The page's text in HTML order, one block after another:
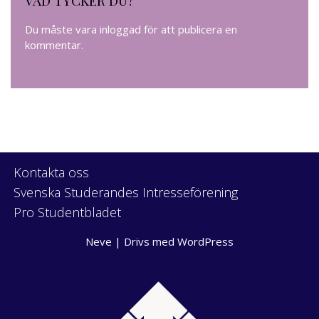
Du måste vara inloggad för att publicera en
kommentar.
Kontakta oss
Svenska Studerandes Intresseförening
Pro Studentbladet
Neve | Drivs med WordPress